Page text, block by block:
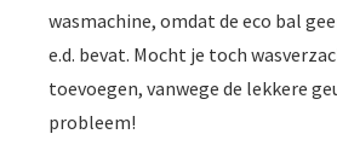
wasmachine, omdat de eco bal
e.d. bevat. Mocht je toch
toevoegen, vanwege de lekkere
probleem!